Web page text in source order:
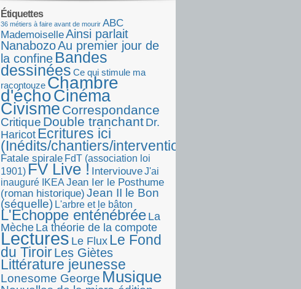
Étiquettes
36 métiers à faire avant de mourir ABC
MademoiselleAinsi parlait
NanabozoAu premier jour de
la confine Bandes
dessinées Ce qui stimule ma
racontouze Chambre
d'échoCinéma
Civisme Correspondance
Critique Double tranchant Dr.
Haricot Ecritures ici
(Inédits/chantiers/interventions)
Fatale spirale FdT (association loi
1901) FV Live ! InterviouveJ'ai
inauguré IKEA Jean Ier le Posthume
(roman historique) Jean II le Bon
(séquelle) L'arbre et le bâton
L'Echoppe enténébrée La
Mèche La théorie de la compote
LecturesLe FluxLe Fond
du TiroirLes Giètes
Littérature jeunesse
Lonesome George Musique